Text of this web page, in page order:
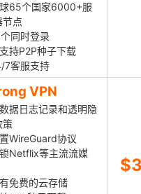
65个国家6000+服
节点
同时登录
持P2P种子下载
7客服支持
VPN
据日志记录和透明隐
策
WireGuard协议
Netflix等主流流媒
免费的云存储